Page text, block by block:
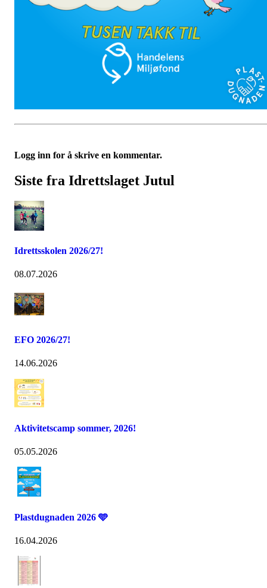
Logg inn for å skrive en kommentar.
Siste fra Idrettslaget Jutul
Idrettsskolen 2026/27!
08.07.2026
EFO 2026/27!
14.06.2026
Aktivitetscamp sommer, 2026!
05.05.2026
Plastdugnaden 2026 🩵
16.04.2026